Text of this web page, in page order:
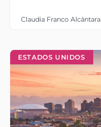
Claudia Franco Alcántara
ESTADOS UNIDOS